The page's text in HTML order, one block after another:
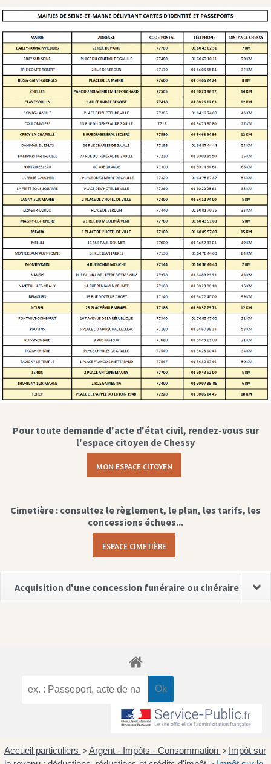
Pour toute demande d'acte d'état civil, rendez-vous sur
l'espace citoyen de Chessy
MON ESPACE CITOYEN
Cimetière : consultez le règlement, le plan, les tarifs, les
concessions échues...
ESPACE CIMETIÈRE
Acquisition d'une concession funéraire ou cinéraire
Accueil particuliers > Argent - Impôts - Consommation > Impôt sur